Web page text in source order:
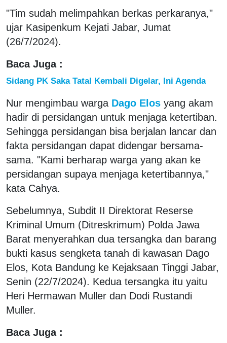
"Tim sudah melimpahkan berkas perkaranya,"
ujar Kasipenkum Kejati Jabar, Jumat
(26/7/2024).
Baca Juga :
Sidang PK Saka Tatal Kembali Digelar, Ini Agenda
Nur mengimbau warga Dago Elos yang akam
hadir di persidangan untuk menjaga ketertiban.
Sehingga persidangan bisa berjalan lancar dan
fakta persidangan dapat didengar bersama-
sama. "Kami berharap warga yang akan ke
persidangan supaya menjaga ketertibannya,"
kata Cahya.
Sebelumnya, Subdit II Direktorat Reserse
Kriminal Umum (Ditreskrimum) Polda Jawa
Barat menyerahkan dua tersangka dan barang
bukti kasus sengketa tanah di kawasan Dago
Elos, Kota Bandung ke Kejaksaan Tinggi Jabar,
Senin (22/7/2024). Kedua tersangka itu yaitu
Heri Hermawan Muller dan Dodi Rustandi
Muller.
Baca Juga :